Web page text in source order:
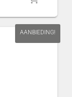
AANBIEDING!